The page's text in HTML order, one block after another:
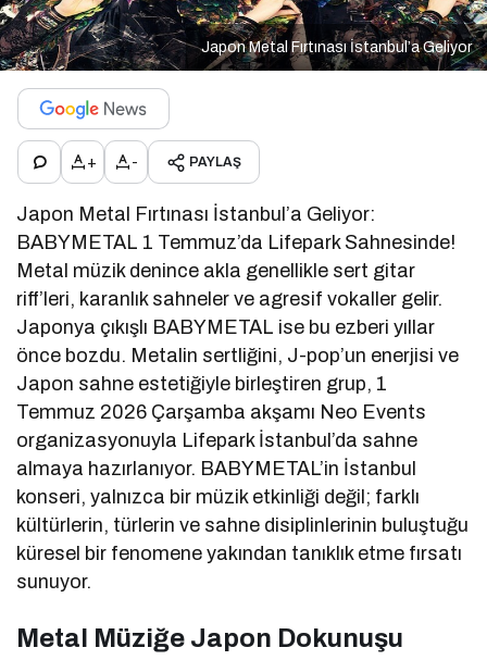
Japon Metal Fırtınası İstanbul’a Geliyor
+ - PAYLAŞ
Japon Metal Fırtınası İstanbul’a Geliyor:
BABYMETAL 1 Temmuz’da Lifepark Sahnesinde!
Metal müzik denince akla genellikle sert gitar
riff’leri, karanlık sahneler ve agresif vokaller gelir.
Japonya çıkışlı BABYMETAL ise bu ezberi yıllar
önce bozdu. Metalin sertliğini, J-pop’un enerjisi ve
Japon sahne estetiğiyle birleştiren grup, 1
Temmuz 2026 Çarşamba akşamı Neo Events
organizasyonuyla Lifepark İstanbul’da sahne
almaya hazırlanıyor. BABYMETAL’in İstanbul
konseri, yalnızca bir müzik etkinliği değil; farklı
kültürlerin, türlerin ve sahne disiplinlerinin buluştuğu
küresel bir fenomene yakından tanıklık etme fırsatı
sunuyor.
Metal Müziğe Japon Dokunuşu